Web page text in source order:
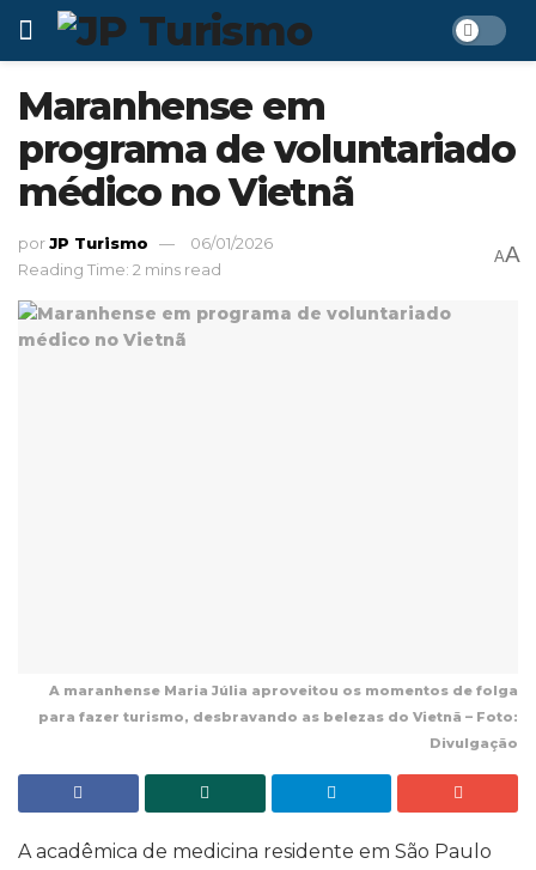
Maranhense em
programa de voluntariado
médico no Vietnã
porJP Turismo
06/01/2026
Reading Time: 2 mins read
AA
A maranhense Maria Júlia aproveitou os momentos de folga
para fazer turismo, desbravando as belezas do Vietnã – Foto:
Divulgação
A acadêmica de medicina residente em São Paulo